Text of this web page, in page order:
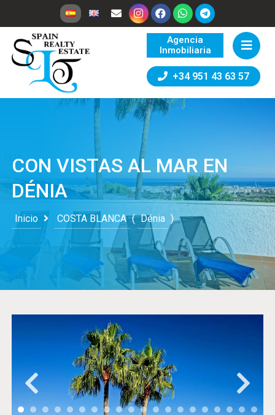
+34 951 43 63 57
Agencia
Inmobiliaria
CON VISTAS AL MAR EN
DÉNIA
Inicio COSTA BLANCA ( Dénia )